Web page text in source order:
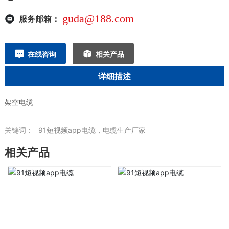
服务邮箱： guda@188.com
在线咨询 相关产品
详细描述
架空电缆
关键词： 91短视频app电缆，电缆生产厂家
相关产品